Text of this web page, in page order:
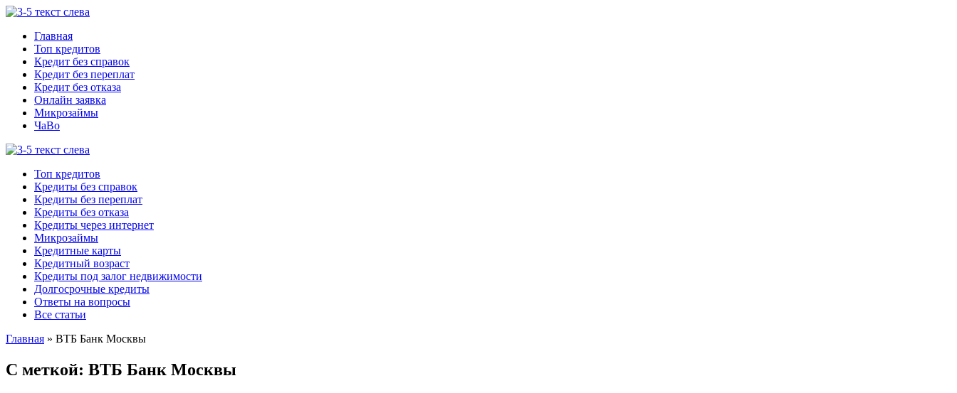
Главная
Топ кредитов
Кредит без справок
Кредит без переплат
Кредит без отказа
Онлайн заявка
Микрозаймы
ЧаВо
Топ кредитов
Кредиты без справок
Кредиты без переплат
Кредиты без отказа
Кредиты через интернет
Микрозаймы
Кредитные карты
Кредитный возраст
Кредиты под залог недвижимости
Долгосрочные кредиты
Ответы на вопросы
Все статьи
Главная » ВТБ Банк Москвы
С меткой: ВТБ Банк Москвы